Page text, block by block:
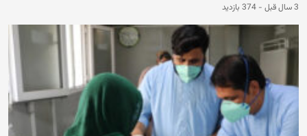
3 سال قبل - 374 بازدید